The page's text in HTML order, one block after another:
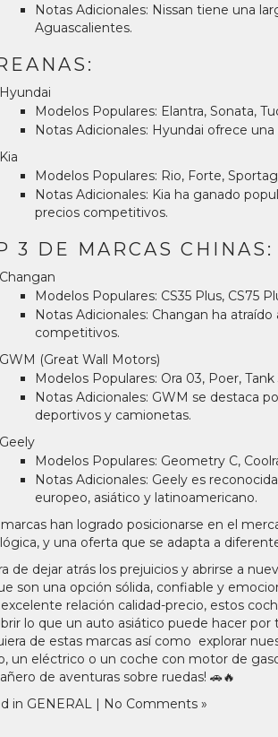
Notas Adicionales: Nissan tiene una
Aguascalientes.
Hyundai
Modelos Populares: Elantra, Sonata,
Notas Adicionales: Hyundai ofrece
Kia
Modelos Populares: Rio, Forte,
Notas Adicionales: Kia ha ganado
precios competitivos.
3 DE MARCAS CHINAS:
Changan
Modelos Populares: CS35 Plus, CS75
Notas Adicionales: Changan ha
competitivos.
GWM (Great Wall Motors)
Modelos Populares: Ora 03, Poer,
Notas Adicionales: GWM se destaca
deportivos y camionetas.
Geely
Modelos Populares: Geometry C,
Notas Adicionales: Geely es
europeo, asiático y latinoamericano.
marcas han logrado posicionarse en el
y una oferta que se adapta a
de dejar atrás los prejuicios y abrirse a
son una opción sólida, confiable y
relación calidad-precio, estos
lo que un auto asiático puede hacer por
de estas marcas así como explorar
un eléctrico o un coche con motor de
de aventuras sobre ruedas! 🚗🔥
in GENERAL | No Comments »